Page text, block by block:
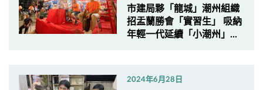
市建局夥「龍城」潮州組織
招盂蘭勝會「實習生」 吸納
年輕一代延續「小潮州」...
2024年6月28日